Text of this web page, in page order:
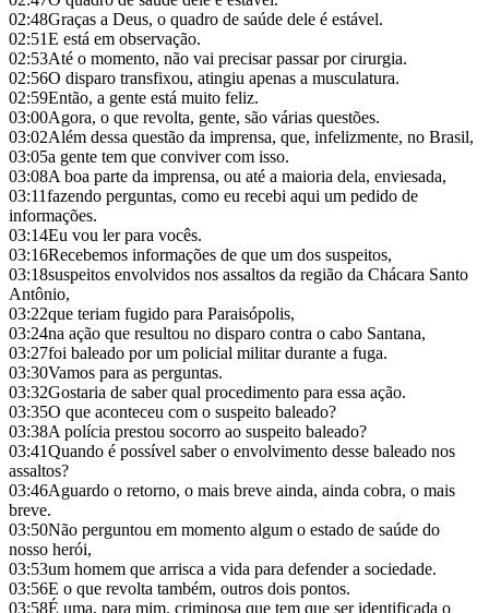
02:48Graças a Deus, o quadro de saúde dele é estável.
02:51E está em observação.
02:53Até o momento, não vai precisar passar por cirurgia.
02:56O disparo transfixou, atingiu apenas a musculatura.
02:59Então, a gente está muito feliz.
03:00Agora, o que revolta, gente, são várias questões.
03:02Além dessa questão da imprensa, que, infelizmente, no Brasil,
03:05a gente tem que conviver com isso.
03:08A boa parte da imprensa, ou até a maioria dela, enviesada,
03:11fazendo perguntas, como eu recebi aqui um pedido de
informações.
03:14Eu vou ler para vocês.
03:16Recebemos informações de que um dos suspeitos,
03:18suspeitos envolvidos nos assaltos da região da Chácara Santo
Antônio,
03:22que teriam fugido para Paraisópolis,
03:24na ação que resultou no disparo contra o cabo Santana,
03:27foi baleado por um policial militar durante a fuga.
03:30Vamos para as perguntas.
03:32Gostaria de saber qual procedimento para essa ação.
03:35O que aconteceu com o suspeito baleado?
03:38A polícia prestou socorro ao suspeito baleado?
03:41Quando é possível saber o envolvimento desse baleado nos
assaltos?
03:46Aguardo o retorno, o mais breve ainda, ainda cobra, o mais
breve.
03:50Não perguntou em momento algum o estado de saúde do
nosso herói,
03:53um homem que arrisca a vida para defender a sociedade.
03:56E o que revolta também, outros dois pontos.
03:58É uma, para mim, criminosa que tem que ser identificada o